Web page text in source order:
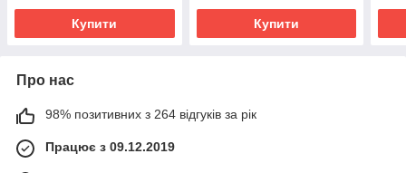
Купити Купити
Про нас
98% позитивних з 264 відгуків за рік
Працює з 09.12.2019